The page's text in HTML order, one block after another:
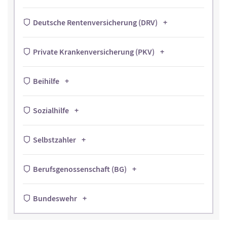
Deutsche Rentenversicherung (DRV)
Private Krankenversicherung (PKV)
Beihilfe
Sozialhilfe
Selbstzahler
Berufsgenossenschaft (BG)
Bundeswehr